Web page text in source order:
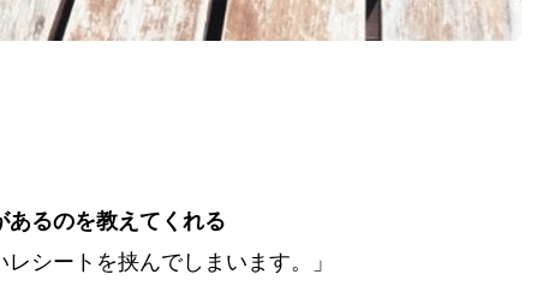
るのを教えてくれる
シートを挟んでしまいます。」